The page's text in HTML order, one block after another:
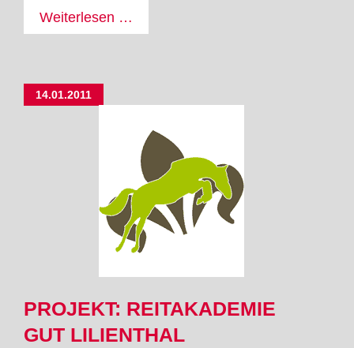
Weiterlesen …
Schäfer
14.01.2011
PROJEKT: REITAKADEMIE
GUT LILIENTHAL